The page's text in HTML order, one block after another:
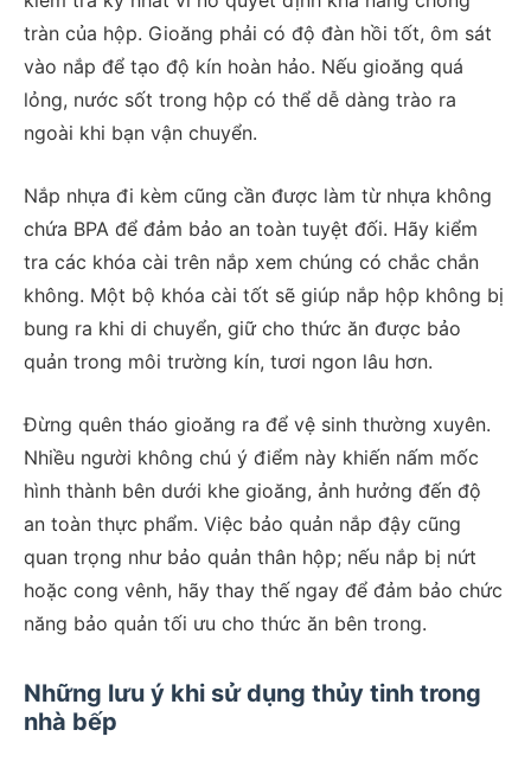
tràn của hộp. Gioăng phải có độ đàn hồi tốt, ôm sát
vào nắp để tạo độ kín hoàn hảo. Nếu gioăng quá
lỏng, nước sốt trong hộp có thể dễ dàng trào ra
ngoài khi bạn vận chuyển.
Nắp nhựa đi kèm cũng cần được làm từ nhựa không
chứa BPA để đảm bảo an toàn tuyệt đối. Hãy kiểm
tra các khóa cài trên nắp xem chúng có chắc chắn
không. Một bộ khóa cài tốt sẽ giúp nắp hộp không bị
bung ra khi di chuyển, giữ cho thức ăn được bảo
quản trong môi trường kín, tươi ngon lâu hơn.
Đừng quên tháo gioăng ra để vệ sinh thường xuyên.
Nhiều người không chú ý điểm này khiến nấm mốc
hình thành bên dưới khe gioăng, ảnh hưởng đến độ
an toàn thực phẩm. Việc bảo quản nắp đậy cũng
quan trọng như bảo quản thân hộp; nếu nắp bị nứt
hoặc cong vênh, hãy thay thế ngay để đảm bảo chức
năng bảo quản tối ưu cho thức ăn bên trong.
Những lưu ý khi sử dụng thủy tinh trong
nhà bếp